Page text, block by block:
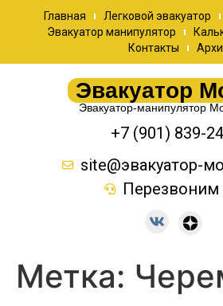
Главная Легковой эвакуатор
Эвакуатор манипулятор
Контакты
Эвакуатор
Эвакуатор-манипулятор
+7 (901) 839-
site@эвакуатор-
Перезвоним
Метка: